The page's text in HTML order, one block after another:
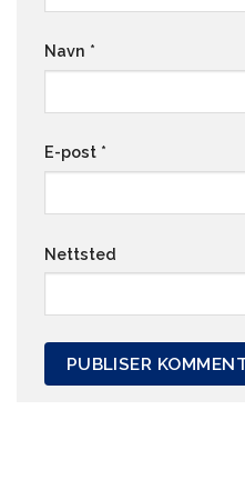
Navn *
E-post *
Nettsted